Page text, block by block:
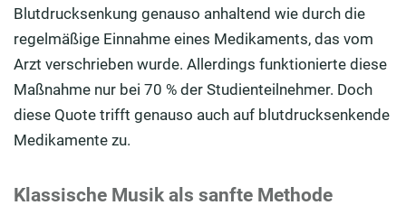
Blutdrucksenkung genauso anhaltend wie durch die
regelmäßige Einnahme eines Medikaments, das vom
Arzt verschrieben wurde. Allerdings funktionierte diese
Maßnahme nur bei 70 % der Studienteilnehmer. Doch
diese Quote trifft genauso auch auf blutdrucksenkende
Medikamente zu.
Klassische Musik als sanfte Methode